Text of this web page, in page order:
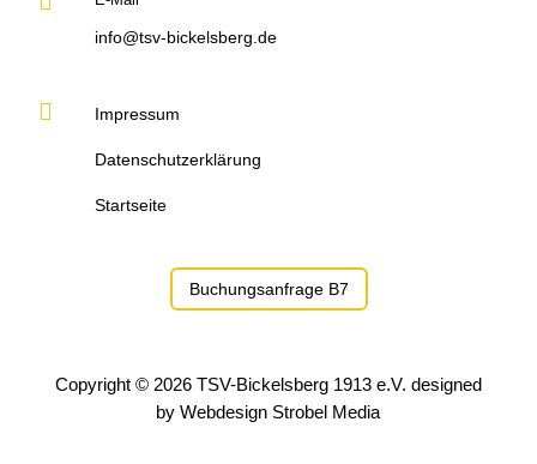
info@tsv-bickelsberg.de
 Impressum
Datenschutzerklärung
Startseite
Buchungsanfrage B7
Copyright © 2026 TSV-Bickelsberg 1913 e.V. designed
byWebdesign Strobel Media